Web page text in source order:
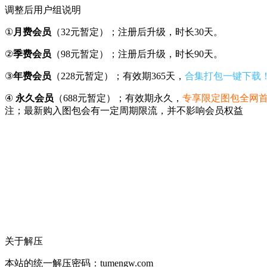
调整后用户组说明
①月费会员 （32元暂定）；注册后升级，时长30天。
②季费会员 （98元暂定）；注册后升级，时长90天。
③年费会员 （228元暂定）；有效期365天， 合集打包一键下载
④ 永久会员 （688元暂定）；有效期永久， 专享限定图包全网
注；最新购入图包会有一定周期限流，并不影响会员权益
关于解压
本站的统一解压密码：tumengw.com